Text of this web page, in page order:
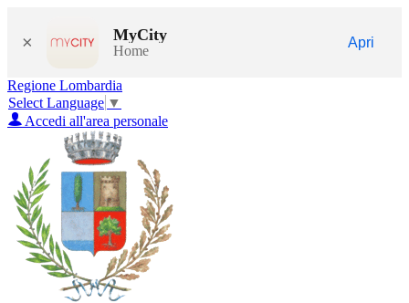
× MyCity
Home
Apri
Regione Lombardia
Select Language ▼
Accedi all'area personale